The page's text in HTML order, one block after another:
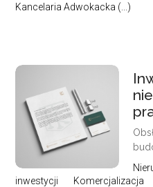
Kancelaria Adwokacka (...)
inwestycji